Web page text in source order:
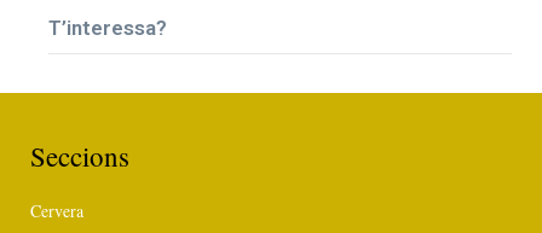
T’interessa?
Seccions
Cervera